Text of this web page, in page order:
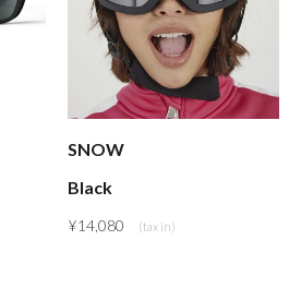
SNOW
Black
¥14,080